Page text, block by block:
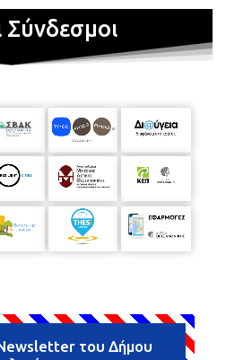
Σύνδεσμοι
του Δήμου